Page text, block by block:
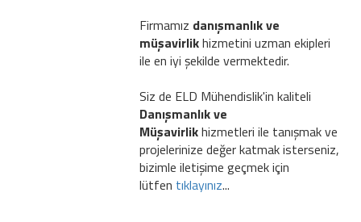
Firmamız danışmanlık ve
müşavirlikhizmetini uzman ekipleri
ile en iyi şekilde vermektedir.
Siz de ELD Mühendislik'in kaliteli
Danışmanlık ve
Müşavirlikhizmetleri ile tanışmak ve
projelerinize değer katmak isterseniz,
bizimle iletişime geçmek için
lütfen tıklayınız...